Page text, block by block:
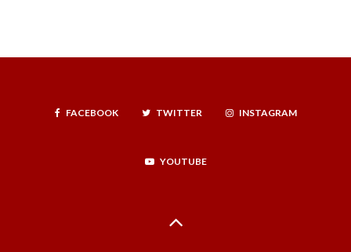
FACEBOOK TWITTER INSTAGRAM
YOUTUBE